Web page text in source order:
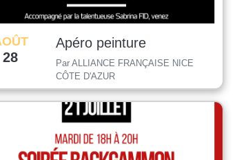
28
Apéro peinture
Par ALLIANCE FRANÇAISE NICE
CÔTE D'AZUR